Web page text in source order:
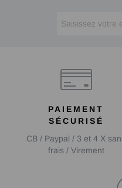
PAIEMENT
SÉCURISÉ
CB / Paypal / 3 et 4 X
frais / Virement